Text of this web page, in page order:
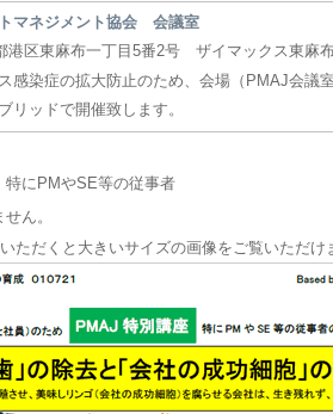
マネジメント協会 会議室
布一丁目5番2号 ザイマックス東麻布
感染症の拡大防止のため、会場（PMAJ会議
リッドで開催致します。
特にPMやSE等の従事者
ん。
ただくと大きいサイズの画像をご覧いただけ